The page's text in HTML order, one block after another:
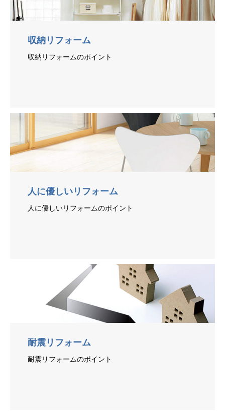
収納リフォーム
収納リフォームのポイント
人に優しいリフォーム
人に優しいリフォームのポイント
耐震リフォーム
耐震リフォームのポイント